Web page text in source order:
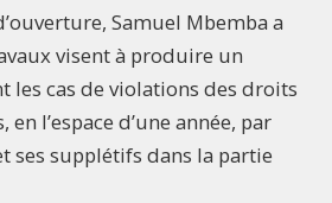
Samuel Mbemba a
visent à produire un
les cas de violations des droits
l’espace d’une année, par
ses supplétifs dans la partie